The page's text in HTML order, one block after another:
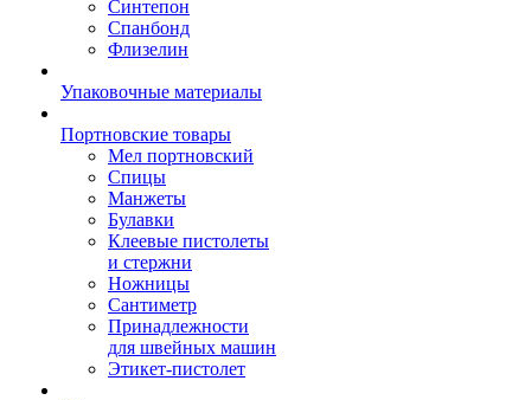
Синтепон
Спанбонд
Флизелин
Упаковочные материалы
Портновские товары
Мел портновский
Спицы
Манжеты
Булавки
Клеевые пистолеты
и стержни
Ножницы
Сантиметр
Принадлежности
для швейных машин
Этикет-пистолет